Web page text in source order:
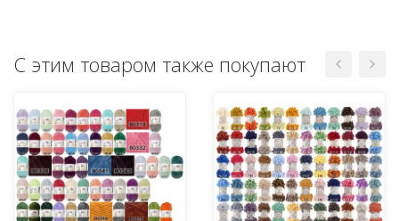
С этим товаром также покупают